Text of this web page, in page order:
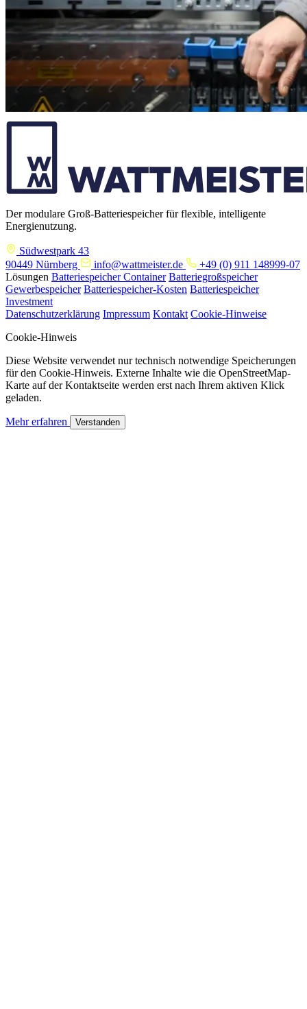
Der modulare Groß-Batteriespeicher für flexible, intelligente
Energienutzung.
Südwestpark 43
90449 Nürnberg
info@wattmeister.de
+49 (0) 911 148999-07
Lösungen Batteriespeicher Container Batteriegroßspeicher
Gewerbespeicher Batteriespeicher-Kosten Batteriespeicher
Investment
Datenschutzerklärung Impressum Kontakt Cookie-Hinweise
Cookie-Hinweis
Diese Website verwendet nur technisch notwendige Speicherungen
für den Cookie-Hinweis. Externe Inhalte wie die OpenStreetMap-
Karte auf der Kontaktseite werden erst nach Ihrem aktiven Klick
geladen.
Mehr erfahren Verstanden